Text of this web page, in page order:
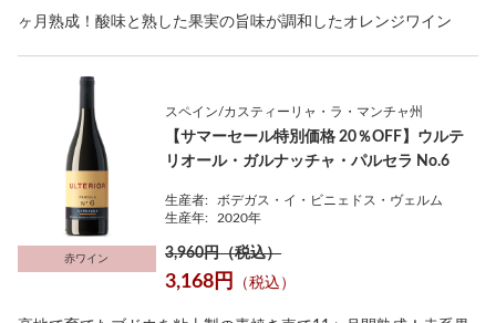
ヶ月熟成！酸味と熟した果実の旨味が調和したオレンジワイン
赤ワイン
スペイン/カスティーリャ・ラ・マンチャ州
【サマーセール特別価格 20％OFF】ウルテ
リオール・ガルナッチャ・パルセラ No.6
生産者:
ボデガス・イ・ビニェドス・ヴェルム
生産年:
2020年
3,960円（税込）
3,168円 （税込）